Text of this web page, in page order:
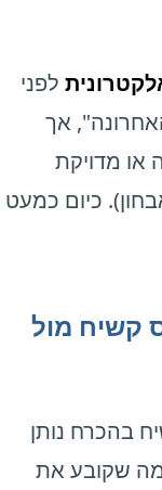
לפני
אך
או מדויקת
כיום כמעט
קשיח מול
בהכרח נותן
שקובע את